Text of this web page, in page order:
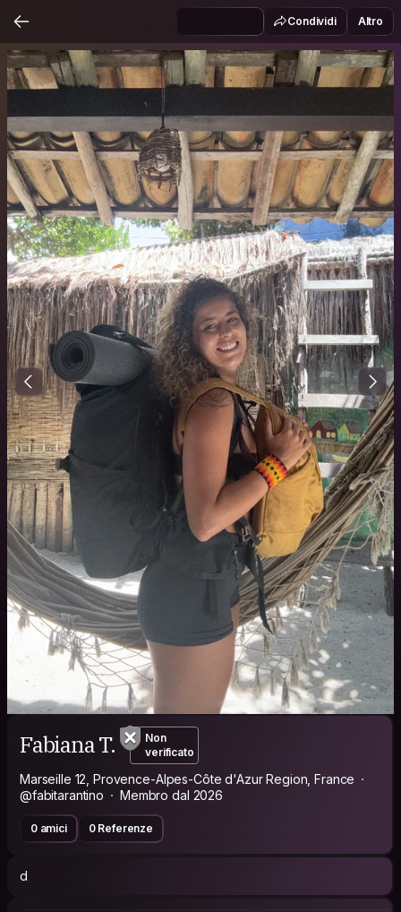
Condividi Altro
Fabiana T.
Non
verificato
Marseille 12, Provence-Alpes-Côte d'Azur Region, France
@fabitarantino
Membro dal 2026
0 amici 0 Referenze
d